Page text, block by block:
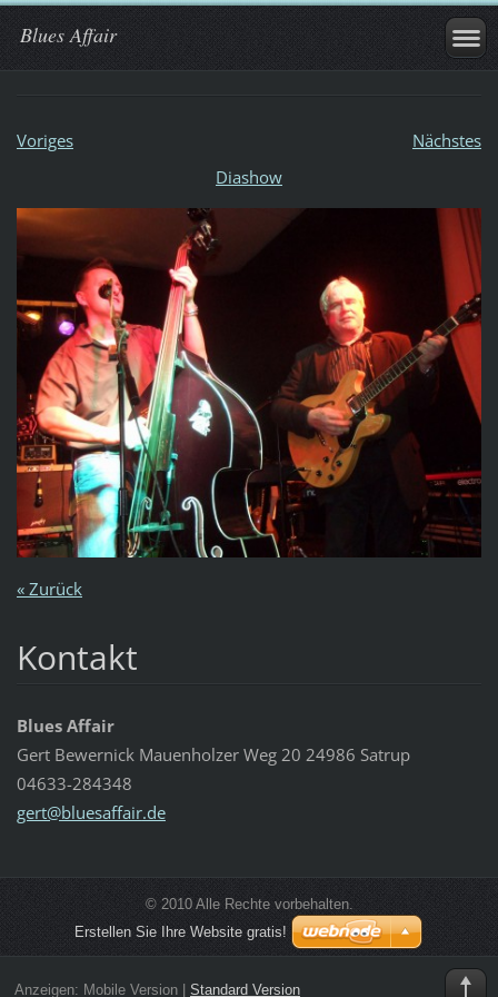
Blues Affair
Voriges
Nächstes
Diashow
« Zurück
Kontakt
Blues Affair
Gert Bewernick Mauenholzer Weg 20 24986 Satrup
04633-284348
gert@bluesaffair.de
© 2010 Alle Rechte vorbehalten.
Erstellen Sie Ihre Website gratis!
Anzeigen: Mobile Version| Standard Version